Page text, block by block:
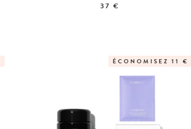
37 €
ÉCONOMISEZ 11 €